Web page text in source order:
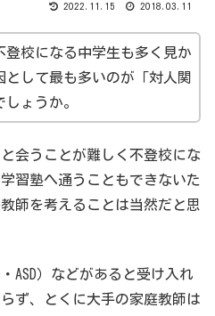
2022.11.15 2018.03.11
登校になる中学生も多く見か
として最も多いのが「対人関
ょうか。
会うことが難しく不登校にな
習塾へ通うこともできないた
師を考えることは当然だと思
ASD）などがあると受け入れ
ず、とくに大手の家庭教師は